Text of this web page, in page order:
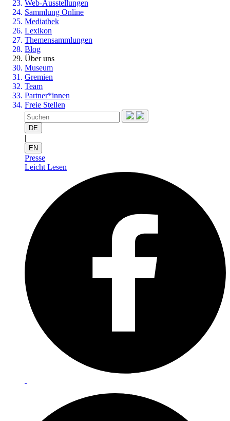
Web-Ausstellungen
Sammlung Online
Mediathek
Lexikon
Themensammlungen
Blog
Über uns
Museum
Gremien
Team
Partner*innen
Freie Stellen
DE
|
EN
Presse
Leicht Lesen